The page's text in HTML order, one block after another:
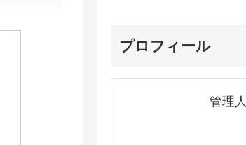
プロフィール
管理人